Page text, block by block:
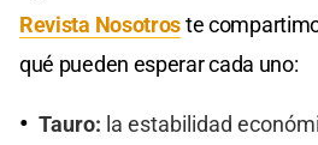
Revista Nosotroste
qué pueden esperar cada uno:
Tauro: la estabilidad